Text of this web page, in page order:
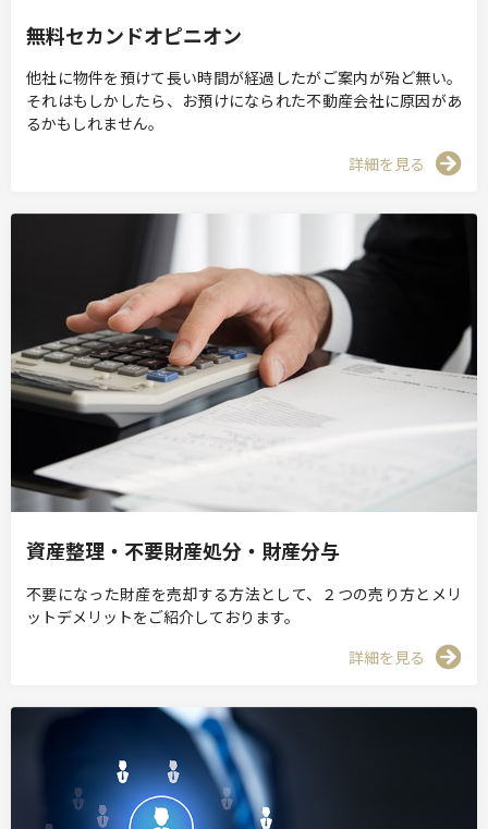
無料セカンドオピニオン
他社に物件を預けて長い時間が経過したがご案内が殆ど無い。
それはもしかしたら、お預けになられた不動産会社に原因があ
るかもしれません。
詳細を見る
資産整理・不要財産処分・財産分与
不要になった財産を売却する方法として、２つの売り方とメリ
ットデメリットをご紹介しております。
詳細を見る